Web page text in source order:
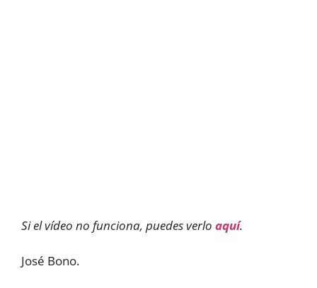
Si el vídeo no funciona, puedes verlo aquí.
José Bono.